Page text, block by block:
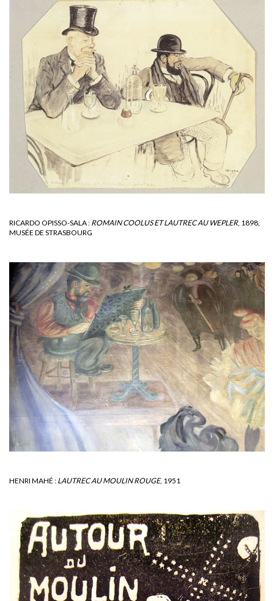
RICARDO OPISSO-SALA : ROMAIN COOLUS ET LAUTREC AU WEPLER, 1898,
MUSÉE DE STRASBOURG
HENRI MAHÉ : LAUTREC AU MOULIN ROUGE, 1951